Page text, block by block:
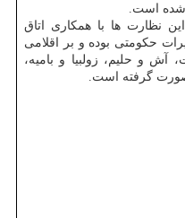
است.
نظارت ها با همکاری اتاق
حکومتی بوده و بر اقلامی
آش و حلیم، زولبیا و بامیه،
گرفته است.